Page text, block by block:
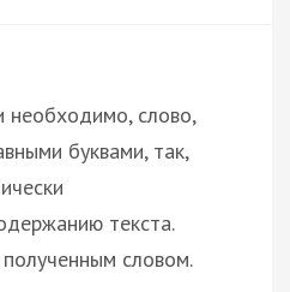
необходимо, слово,
буквами, так,
текста.
словом.